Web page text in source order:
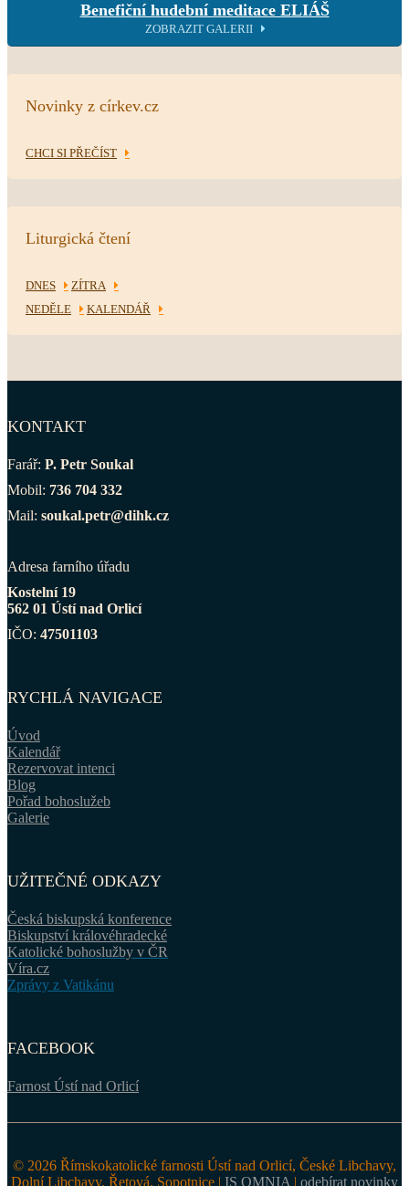
Benefiční hudební meditace ELIÁŠ
ZOBRAZIT GALERII
Novinky z církev.cz
CHCI SI PŘEČÍST
Liturgická čtení
DNES
ZÍTRA
NEDĚLE
KALENDÁŘ
KONTAKT
Farář: P. Petr Soukal
Mobil: 736 704 332
Mail: soukal.petr@dihk.cz
Adresa farního úřadu
Kostelní 19
562 01 Ústí nad Orlicí
IČO: 47501103
RYCHLÁ NAVIGACE
Úvod
Kalendář
Rezervovat intenci
Blog
Pořad bohoslužeb
Galerie
UŽITEČNÉ ODKAZY
Česká biskupská konference
Biskupství královéhradecké
Katolické bohoslužby v ČR
Víra.cz
Zprávy z Vatikánu
FACEBOOK
Farnost Ústí nad Orlicí
© 2026 Římskokatolické farnosti Ústí nad Orlicí, České Libchavy,
Dolní Libchavy, Řetová, Sopotnice | IS OMNIA | odebírat novinky